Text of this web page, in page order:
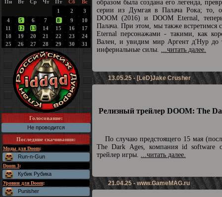
Пн
Вт Ср Чт Пт Сб
Вс
1
2
3
4
5 6 7 8 9
10
11
12 13 14 15 16
17
18
19 20 21 22 23
24
25
26 27 28 29 30 31
Голосование:
Не проводится
Последние скачивания:
Моды для Doom:
Run-n-Gun
Doom 3:
Кубик Рубика
Уровни для Doom:
Punisher
образом была создана его легенда,
серии из Думгая в Палача Рока; то, о
DOOM (2016) и DOOM Eternal,
Палача. При этом, мы также встретимся
Eternal персонажами - такими, как
Вален, и увидим мир Аргент д'Нур до
инфернальные силы. ...читать далее.
13.05.25 - [LeD]Jake Crusher
Релизный трейлер DOOM: The
По случаю предстоящего 15 мая
The Dark Ages, компания id software
трейлер игры. ...читать далее.
21.04.25 -www.GameMAG.ru